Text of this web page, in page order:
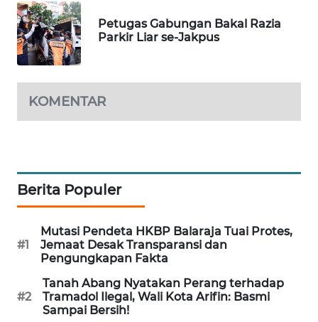
Petugas Gabungan Bakal Razia
Parkir Liar se-Jakpus
KOMENTAR
Berita Populer
#1
Mutasi Pendeta HKBP Balaraja Tuai Protes,
Jemaat Desak Transparansi dan
Pengungkapan Fakta
#2
Tanah Abang Nyatakan Perang terhadap
Tramadol Ilegal, Wali Kota Arifin: Basmi
Sampai Bersih!
BEKASI
WN
BOGOR
WN
UTARA
SAMOSIR
PADANG
LAWAS